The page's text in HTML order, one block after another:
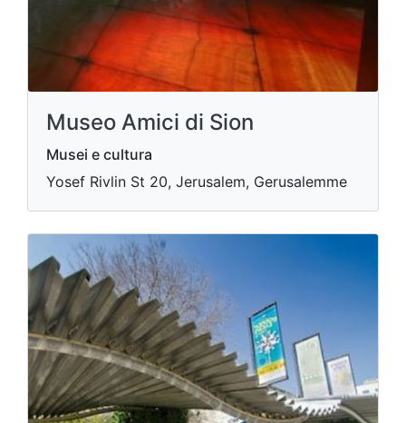
Museo Amici di Sion
Musei e cultura
Yosef Rivlin St 20, Jerusalem, Gerusalemme